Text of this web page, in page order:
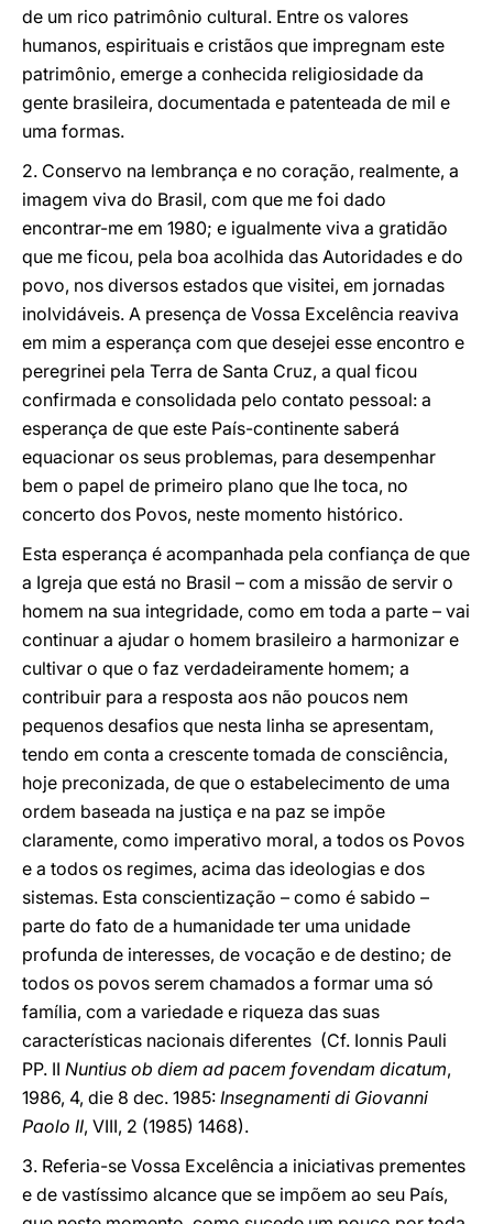
de um rico patrimônio cultural. Entre os valores
humanos, espirituais e cristãos que impregnam este
patrimônio, emerge a conhecida religiosidade da
gente brasileira, documentada e patenteada de mil e
uma formas.
2. Conservo na lembrança e no coração, realmente, a
imagem viva do Brasil, com que me foi dado
encontrar-me em 1980; e igualmente viva a gratidão
que me ficou, pela boa acolhida das Autoridades e do
povo, nos diversos estados que visitei, em jornadas
inolvidáveis. A presença de Vossa Excelência reaviva
em mim a esperança com que desejei esse encontro e
peregrinei pela Terra de Santa Cruz, a qual ficou
confirmada e consolidada pelo contato pessoal: a
esperança de que este País-continente saberá
equacionar os seus problemas, para desempenhar
bem o papel de primeiro plano que lhe toca, no
concerto dos Povos, neste momento histórico.
Esta esperança é acompanhada pela confiança de que
a Igreja que está no Brasil – com a missão de servir o
homem na sua integridade, como em toda a parte – vai
continuar a ajudar o homem brasileiro a harmonizar e
cultivar o que o faz verdadeiramente homem; a
contribuir para a resposta aos não poucos nem
pequenos desafios que nesta linha se apresentam,
tendo em conta a crescente tomada de consciência,
hoje preconizada, de que o estabelecimento de uma
ordem baseada na justiça e na paz se impõe
claramente, como imperativo moral, a todos os Povos
e a todos os regimes, acima das ideologias e dos
sistemas. Esta conscientização – como é sabido –
parte do fato de a humanidade ter uma unidade
profunda de interesses, de vocação e de destino; de
todos os povos serem chamados a formar uma só
família, com a variedade e riqueza das suas
características nacionais diferentes (Cf. Ionnis Pauli
PP. II Nuntius ob diem ad pacem fovendam dicatum,
1986, 4, die 8 dec. 1985: Insegnamenti di Giovanni
Paolo II, VIII, 2 (1985) 1468).
3. Referia-se Vossa Excelência a iniciativas prementes
e de vastíssimo alcance que se impõem ao seu País,